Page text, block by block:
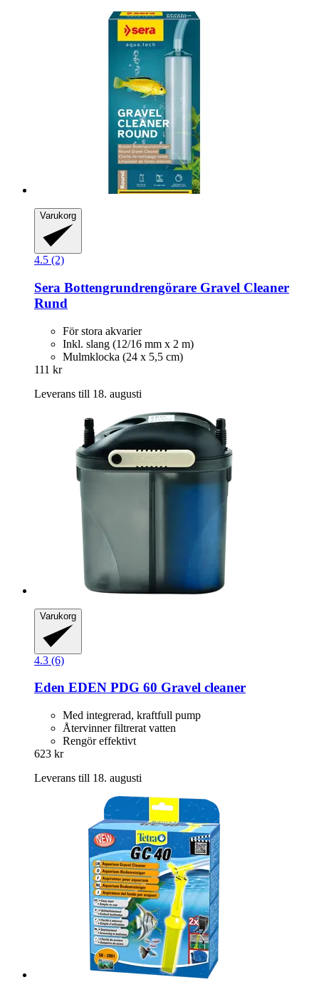
Varukorg
4.5 (2)
Sera Bottengrundrengörare Gravel Cleaner
Rund
För stora akvarier
Inkl. slang (12/16 mm x 2 m)
Mulmklocka (24 x 5,5 cm)
111 kr
Leverans till 18. augusti
Varukorg
4.3 (6)
Eden EDEN PDG 60 Gravel cleaner
Med integrerad, kraftfull pump
Återvinner filtrerat vatten
Rengör effektivt
623 kr
Leverans till 18. augusti